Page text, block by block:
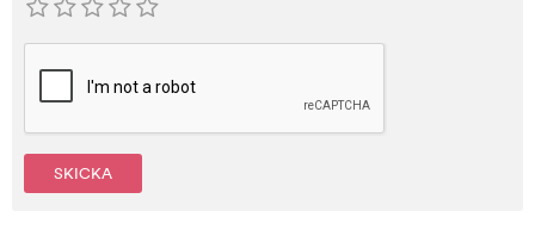
SKICKA